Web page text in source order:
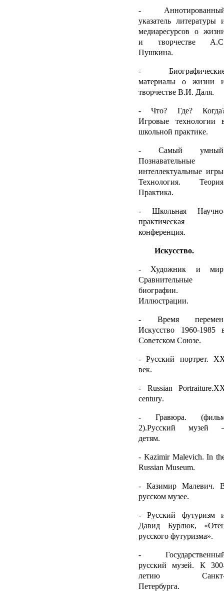
-
указатель литературы
медиаресурсов о
и творчестве
Пушкина.
-
материалы о жизни
творчестве В.И. Даля.
- Что? Где?
Игровые технологии
школьной практике.
- Самый
Познавательные
интеллектуальные
Технология.
Практика.
- Школьная
практическая
конференция.
Искусство.
- Художник и
Сравнительные
биографии.
Иллюстрации.
- Время
Искусство 1960-1985
Советском Союзе.
- Русский портрет.
век.
- Russian Portraiture
century.
- Гравюра.
2).Русский музей
детям.
- Kazimir Malevich. In
Russian Museum.
- Казимир Малевич.
русском музее.
- Русский футуризм
Давид Бурлюк,
русского футуризма».
-
русский музей. К
летию
Петербурга.